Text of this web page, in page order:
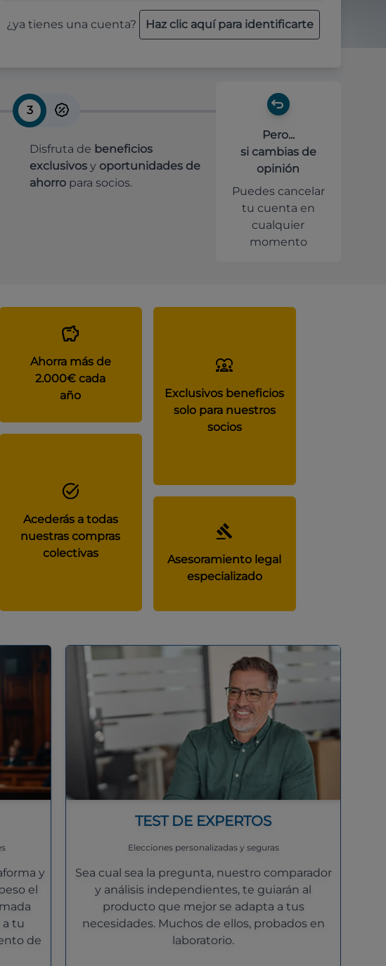
¿ya tienes una cuenta? Haz clic aquí para identificarte
3
Disfruta de beneficios
exclusivos y oportunidades de
ahorro para socios.
Pero...
si cambias de
opinión
Puedes cancelar
tu cuenta en
cualquier
momento
Ahorra más de
2.000€ cada
año
Exclusivos beneficios
solo para nuestros
socios
Acederás a todas
nuestras compras
colectivas
Asesoramiento legal
especializado
y
el
a tu
de
TEST DE EXPERTOS
Elecciones personalizadas y seguras
Sea cual sea la pregunta, nuestro comparador
y análisis independientes, te guiarán al
producto que mejor se adapta a tus
necesidades. Muchos de ellos, probados en
laboratorio.